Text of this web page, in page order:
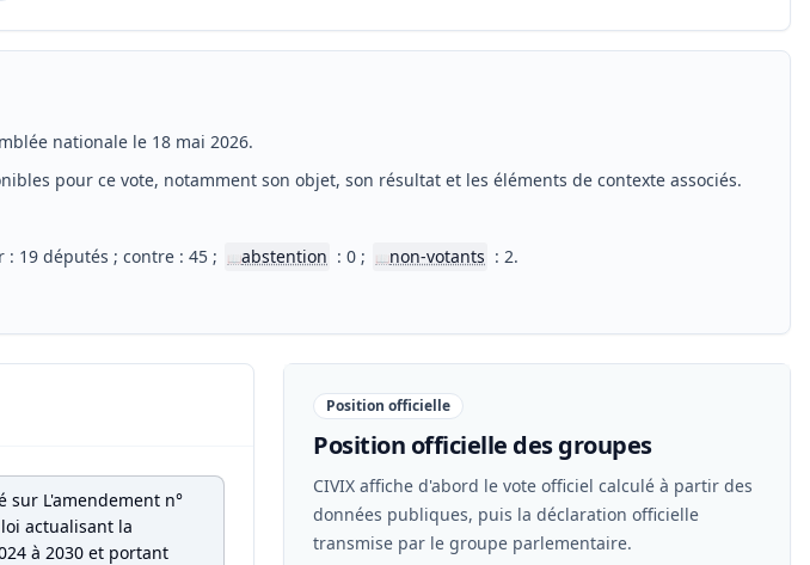
nationale le 18 mai 2026.
pour ce vote, notamment son objet, son résultat et les éléments de contexte associés.
19 députés ; contre : 45 ;
📖abstention : 0 ; 📖non-votants : 2.
sur L'amendement n°
actualisant la
à 2030 et portant
Position officielle
Position officielle des groupes
CIVIX affiche d'abord le vote officiel calculé à partir des
données publiques, puis la déclaration officielle
transmise par le groupe parlementaire.